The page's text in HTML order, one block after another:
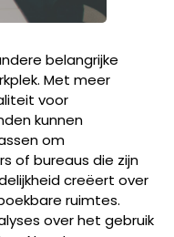
belangrijke
Met meer
voor
kunnen
om
of bureaus die zijn
creëert over
ruimtes.
over het gebruik